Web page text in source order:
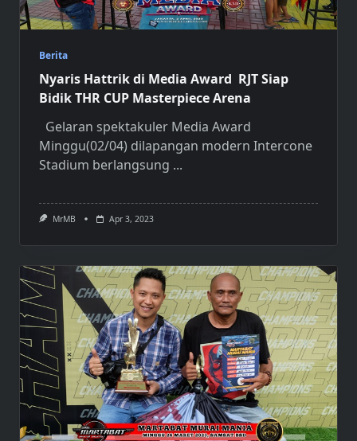
Berita
Nyaris Hattrik di Media Award RJT Siap
Bidik THR CUP Masterpiece Arena
Gelaran spektakuler Media Award
Minggu(02/04) dilapangan modern Intercone
Stadium berlangsung ...
MrMB Apr 3, 2023